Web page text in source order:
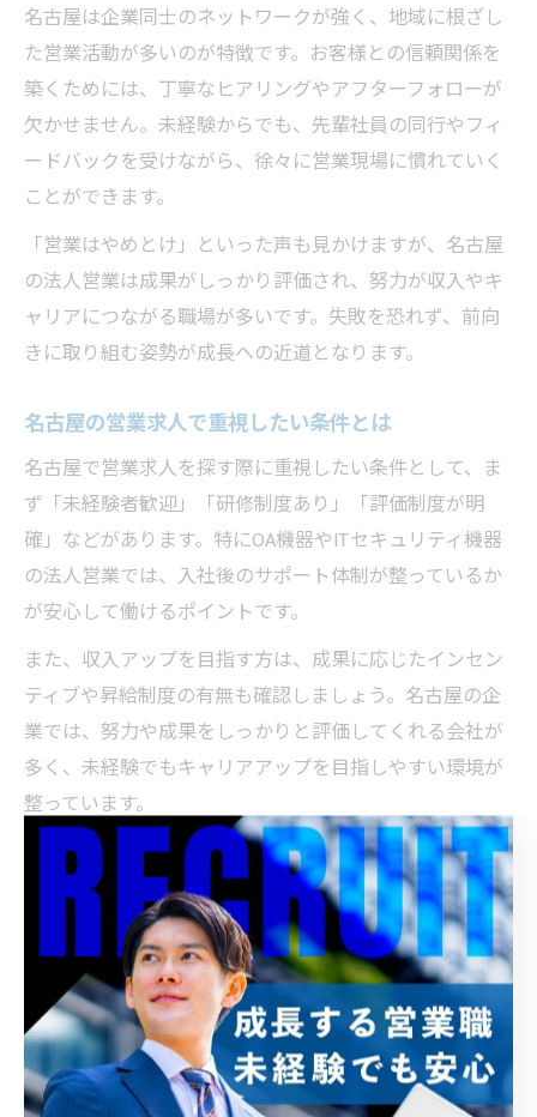
名古屋は企業同士のネットワークが強く、地域に根ざし
た営業活動が多いのが特徴です。お客様との信頼関係を
築くためには、丁寧なヒアリングやアフターフォローが
欠かせません。未経験からでも、先輩社員の同行やフィ
ードバックを受けながら、徐々に営業現場に慣れていく
ことができます。
「営業はやめとけ」といった声も見かけますが、名古屋
の法人営業は成果がしっかり評価され、努力が収入やキ
ャリアにつながる職場が多いです。失敗を恐れず、前向
きに取り組む姿勢が成長への近道となります。
名古屋の営業求人で重視したい条件とは
名古屋で営業求人を探す際に重視したい条件として、ま
ず「未経験者歓迎」「研修制度あり」「評価制度が明
確」などがあります。特にOA機器やITセキュリティ機器
の法人営業では、入社後のサポート体制が整っているか
が安心して働けるポイントです。
また、収入アップを目指す方は、成果に応じたインセン
ティブや昇給制度の有無も確認しましょう。名古屋の企
業では、努力や成果をしっかりと評価してくれる会社が
多く、未経験でもキャリアアップを目指しやすい環境が
整っています。
さらに、働きやすさやワークライフバランスも重要な条
件です。転職活動では「どのような社風か」「先輩社員
のサポートがあるか」など、実際の働き方を具体的にイ
メージしながら求人を比較検討することをおすすめしま
す。
営業職がやめとけと言われる本当の理